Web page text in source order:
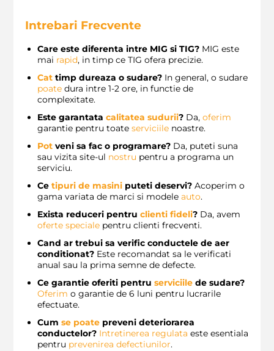
Intrebari Frecvente
Care este diferenta intre MIG si TIG? MIG este
mai rapid, in timp ce TIG ofera precizie.
Cat timp dureaza o sudare? In general, o sudare
poate dura intre 1-2 ore, in functie de
complexitate.
Este garantata calitatea sudurii? Da, oferim
garantie pentru toate serviciile noastre.
Pot veni sa fac o programare? Da, puteti suna
sau vizita site-ul nostru pentru a programa un
serviciu.
Ce tipuri de masini puteti deservi? Acoperim o
gama variata de marci si modele auto.
Exista reduceri pentru clienti fideli? Da, avem
oferte speciale pentru clienti frecventi.
Cand ar trebui sa verific conductele de aer
conditionat? Este recomandat sa le verificati
anual sau la prima semne de defecte.
Ce garantie oferiti pentru serviciile de sudare?
Oferim o garantie de 6 luni pentru lucrarile
efectuate.
Cum se poate preveni deteriorarea
conductelor? Intretinerea regulata este esentiala
pentru prevenirea defectiunilor.